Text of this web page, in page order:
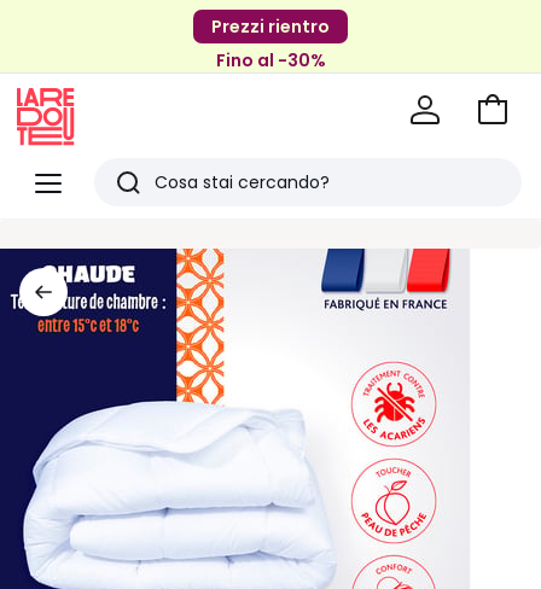
Prezzi rientro
Fino al -30%
Menu
Redoute
Ricerca
articoli
visti
Vai